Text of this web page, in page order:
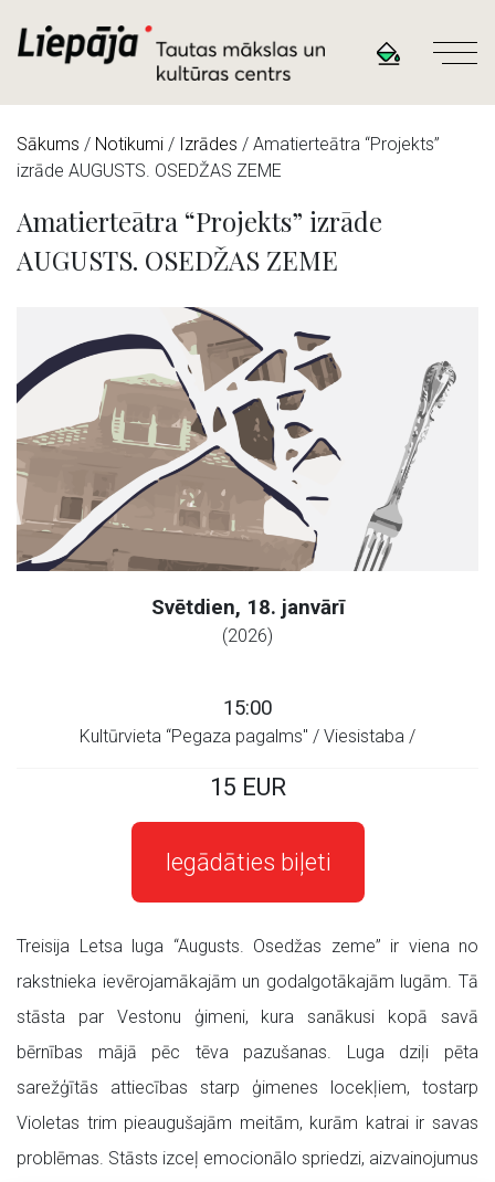
Sākums / Notikumi / Izrādes / Amatierteātra “Projekts”
izrāde AUGUSTS. OSEDŽAS ZEME
Amatierteātra “Projekts” izrāde
AUGUSTS. OSEDŽAS ZEME
Svētdien, 18. janvārī
(2026)
15:00
Kultūrvieta “Pegaza pagalms" / Viesistaba /
15 EUR
Iegādāties biļeti
Treisija Letsa luga “Augusts. Osedžas zeme” ir viena no
rakstnieka ievērojamākajām un godalgotākajām lugām. Tā
stāsta par Vestonu ģimeni, kura sanākusi kopā savā
bērnības mājā pēc tēva pazušanas. Luga dziļi pēta
sarežģītās attiecības starp ģimenes locekļiem, tostarp
Violetas trim pieaugušajām meitām, kurām katrai ir savas
problēmas. Stāsts izceļ emocionālo spriedzi, aizvainojumus